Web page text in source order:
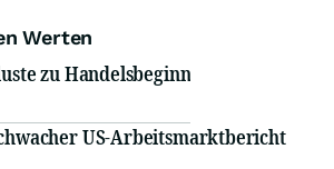
Werten
zu Handelsbeginn
US-Arbeitsmarktbericht